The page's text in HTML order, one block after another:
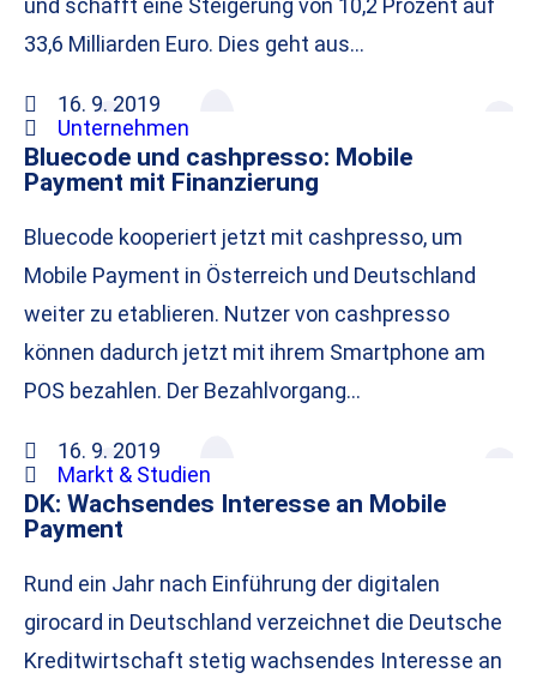
und schafft eine Steigerung von 10,2 Prozent auf
33,6 Milliarden Euro. Dies geht aus…
16. 9. 2019
Unternehmen
Bluecode und cashpresso: Mobile
Payment mit Finanzierung
Bluecode kooperiert jetzt mit cashpresso, um
Mobile Payment in Österreich und Deutschland
weiter zu etablieren. Nutzer von cashpresso
können dadurch jetzt mit ihrem Smartphone am
POS bezahlen. Der Bezahlvorgang…
16. 9. 2019
Markt & Studien
DK: Wachsendes Interesse an Mobile
Payment
Rund ein Jahr nach Einführung der digitalen
girocard in Deutschland verzeichnet die Deutsche
Kreditwirtschaft stetig wachsendes Interesse an